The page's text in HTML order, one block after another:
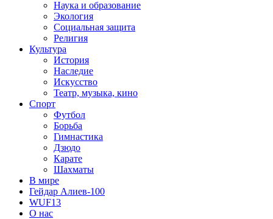
Наука и образование
Экология
Социальная защита
Религия
Культура
История
Наследие
Искусство
Театр, музыка, кино
Спорт
Футбол
Борьба
Гимнастика
Дзюдо
Карате
Шахматы
В мире
Гейдар Алиев-100
WUF13
О нас